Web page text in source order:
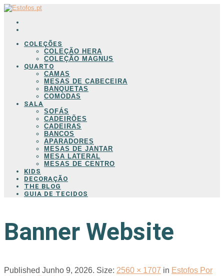
COLEÇÕES
COLEÇÃO HERA
COLEÇÃO MAGNUS
QUARTO
CAMAS
MESAS DE CABECEIRA
BANQUETAS
COMODAS
SALA
SOFÁS
CADEIRÕES
CADEIRAS
BANCOS
APARADORES
MESAS DE JANTAR
MESA LATERAL
MESAS DE CENTRO
KIDS
DECORAÇÃO
THE BLOG
GUIA DE TECIDOS
Banner Website
Published Junho 9, 2026. Size: 2560 × 1707 in Estofos Por